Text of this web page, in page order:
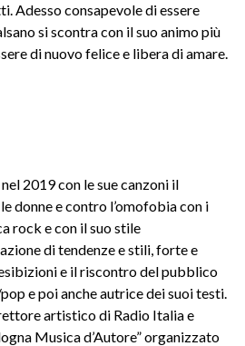
Adesso consapevole di essere
si scontra con il suo animo più
di nuovo felice e libera di amare.
2019 con le sue canzoni il
donne e contro l’omofobia con i
rock e con il suo stile
di tendenze e stili, forte e
e il riscontro del pubblico
e poi anche autrice dei suoi testi.
artistico di Radio Italia e
Musica d’Autore” organizzato